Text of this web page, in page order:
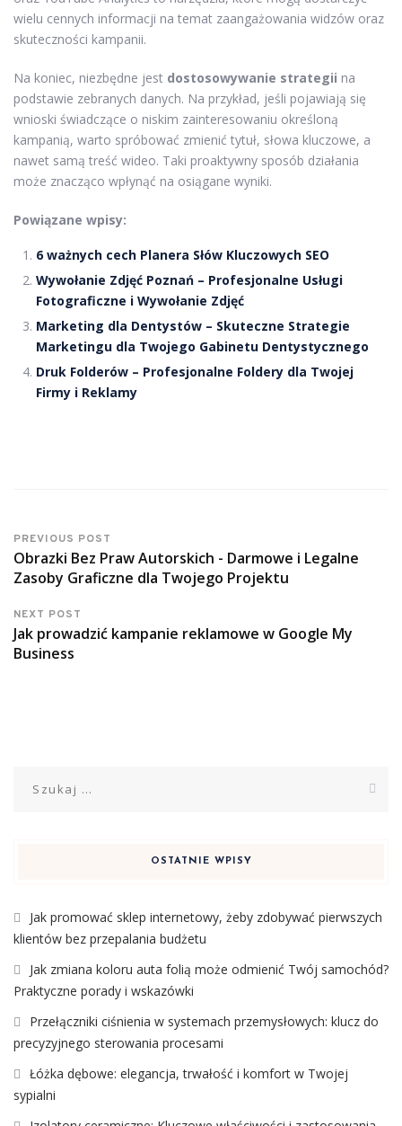
wielu cennych informacji na temat zaangażowania widzów oraz
skuteczności kampanii.
Na koniec, niezbędne jest dostosowywanie strategii na
podstawie zebranych danych. Na przykład, jeśli pojawiają się
wnioski świadczące o niskim zainteresowaniu określoną
kampanią, warto spróbować zmienić tytuł, słowa kluczowe, a
nawet samą treść wideo. Taki proaktywny sposób działania
może znacząco wpłynąć na osiągane wyniki.
Powiązane wpisy:
6 ważnych cech Planera Słów Kluczowych SEO
Wywołanie Zdjęć Poznań – Profesjonalne Usługi
Fotograficzne i Wywołanie Zdjęć
Marketing dla Dentystów – Skuteczne Strategie
Marketingu dla Twojego Gabinetu Dentystycznego
Druk Folderów – Profesjonalne Foldery dla Twojej
Firmy i Reklamy
PREVIOUS POST
Obrazki Bez Praw Autorskich - Darmowe i Legalne
Zasoby Graficzne dla Twojego Projektu
NEXT POST
Jak prowadzić kampanie reklamowe w Google My
Business
OSTATNIE WPISY
Jak promować sklep internetowy, żeby zdobywać pierwszych
klientów bez przepalania budżetu
Jak zmiana koloru auta folią może odmienić Twój samochód?
Praktyczne porady i wskazówki
Przełączniki ciśnienia w systemach przemysłowych: klucz do
precyzyjnego sterowania procesami
Łóżka dębowe: elegancja, trwałość i komfort w Twojej
sypialni